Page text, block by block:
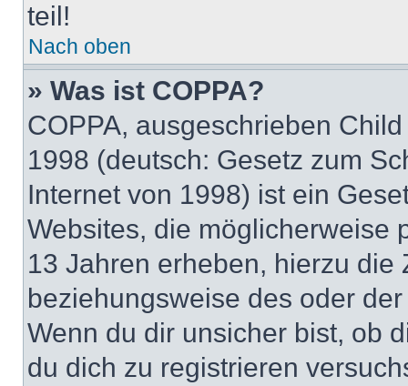
teil!
Nach oben
» Was ist COPPA?
COPPA, ausgeschrieben
1998 (deutsch: Gesetz zum
Internet von 1998) ist ein
Websites, die möglicherweise
13 Jahren erheben, hierzu die
beziehungsweise des oder
Wenn du dir unsicher bist, ob
du dich zu registrieren